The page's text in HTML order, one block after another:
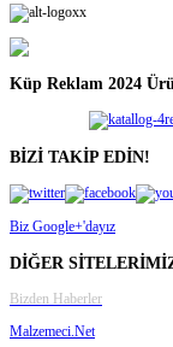
Küp Reklam 2024
BİZİ TAKİP EDİN!
Biz Google+'dayız
DİĞER
Bizden Haberler
Malzemeci.Net